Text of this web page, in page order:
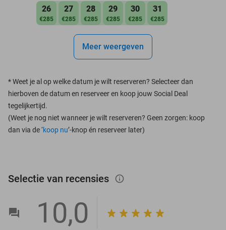
26
€285
27
€285
28
€285
29
€285
30
€285
31
€285
Meer weergeven
*Weet je al op welke datum je wilt reserveren? Selecteer dan
hierboven de datum en reserveer en koop jouw Social Deal
tegelijkertijd.
(Weet je nog niet wanneer je wilt reserveren? Geen zorgen: koop
dan via de ‘koop nu’-knop én reserveer later)
Selectie van recensies info_outlined
10,0